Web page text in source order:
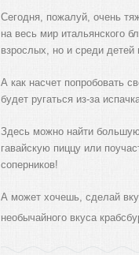
Сегодня, пожалуй, очень
на весь мир итальянского
взрослых, но и среди детей
А как насчет попробовать
будет ругаться из-за
Здесь можно найти
гавайскую пиццу или
соперников!
А может хочешь, сделай
необычайного вкуса